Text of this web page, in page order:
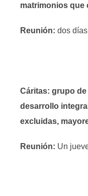
matrimonios que
Reunión: dos
Cáritas: grupo
desarrollo
excluidas,
Reunión: Un